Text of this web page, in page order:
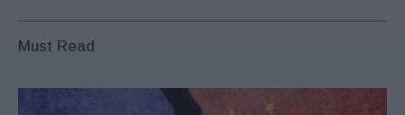
Must Read